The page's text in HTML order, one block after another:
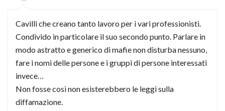
Cavilli che creano tanto lavoro per i vari professionisti.
Condivido in particolare il suo secondo punto. Parlare in
modo astratto e generico di mafie non disturba nessuno,
fare i nomi delle persone e i gruppi di persone interessati
invece…
Non fosse così non esisterebbero le leggi sulla
diffamazione.